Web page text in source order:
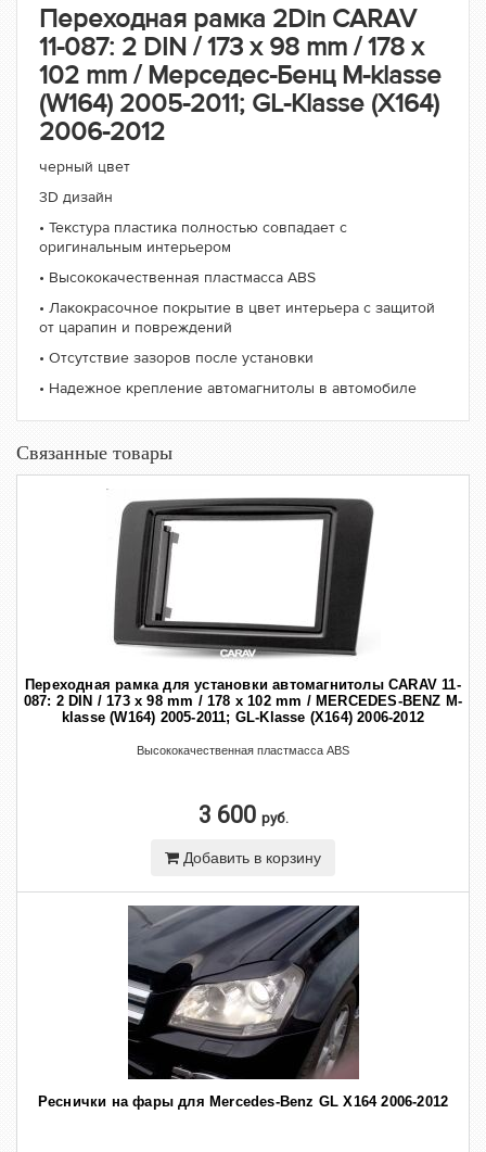
Переходная рамка 2Din CARAV
11-087: 2 DIN / 173 x 98 mm / 178 x
102 mm / Мерседес-Бенц M-klasse
(W164) 2005-2011; GL-Klasse (X164)
2006-2012
черный цвет
3D дизайн
• Текстура пластика полностью совпадает с
оригинальным интерьером
• Высококачественная пластмасса ABS
• Лакокрасочное покрытие в цвет интерьера c защитой
от царапин и повреждений
• Отсутствие зазоров после установки
• Надежное крепление автомагнитолы в автомобиле
Связанные товары
Переходная рамка для установки автомагнитолы CARAV 11-
087: 2 DIN / 173 x 98 mm / 178 x 102 mm / MERCEDES-BENZ M-
klasse (W164) 2005-2011; GL-Klasse (X164) 2006-2012
Высококачественная пластмасса ABS
3 600 руб.
Добавить в корзину
Реснички на фары для Mercedes-Benz GL X164 2006-2012